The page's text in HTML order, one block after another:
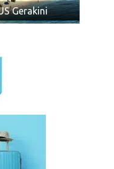
droge ili tečnosti
skutere, dečija kolica
bilo koje zemlje
je putnik dužan da se
povredu ili oštećenje
težine, veličine, oblika
kao i predmeti sa
koja nije
propisima; konzumno
Gerakini